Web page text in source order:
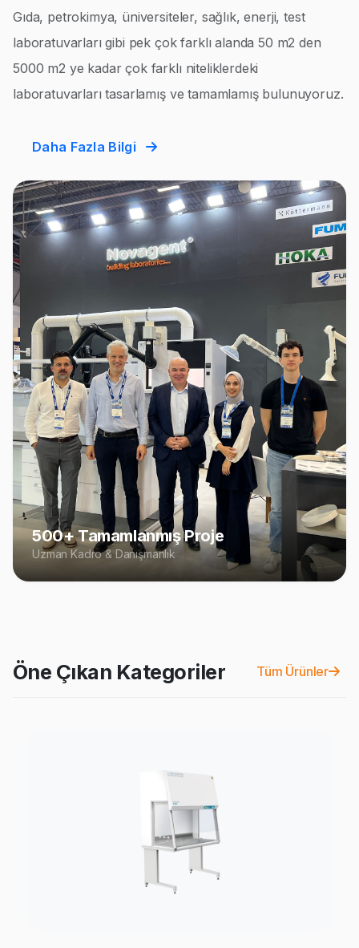
Gıda, petrokimya, üniversiteler, sağlık, enerji, test
laboratuvarları gibi pek çok farklı alanda 50 m2 den
5000 m2 ye kadar çok farklı niteliklerdeki
laboratuvarları tasarlamış ve tamamlamış bulunuyoruz.
Daha Fazla Bilgi
500+ Tamamlanmış Proje
Uzman Kadro & Danışmanlık
Öne Çıkan Kategoriler Tüm Ürünler